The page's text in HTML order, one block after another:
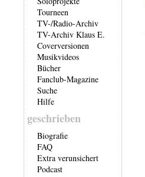
Tourneen
TV-/Radio-Archiv
TV-Archiv Klaus E.
Coverversionen
Musikvideos
Bücher
Fanclub-Magazine
Suche
Hilfe
geschrieben
Biografie
FAQ
Extra verunsichert
Podcast